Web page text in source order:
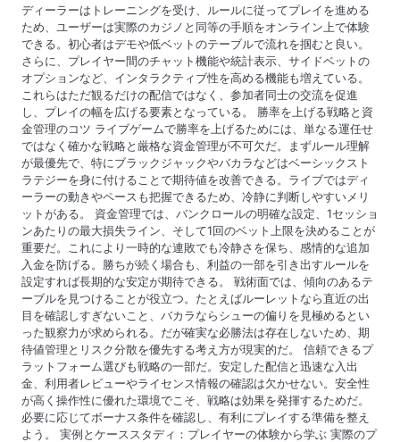
ディーラーはトレーニングを受け、ルールに従ってプレイを進める
ため、ユーザーは実際のカジノと同等の手順をオンライン上で体験
できる。初心者はデモや低ベットのテーブルで流れを掴むと良い。
さらに、プレイヤー間のチャット機能や統計表示、サイドベットの
オプションなど、インタラクティブ性を高める機能も増えている。
これらはただ観るだけの配信ではなく、参加者同士の交流を促進
し、プレイの幅を広げる要素となっている。 勝率を上げる戦略と資
金管理のコツ ライブゲームで勝率を上げるためには、単なる運任せ
ではなく確かな戦略と厳格な資金管理が不可欠だ。まずルール理解
が最優先で、特にブラックジャックやバカラなどはベーシックスト
ラテジーを身に付けることで期待値を改善できる。ライブではディ
ーラーの動きやペースも把握できるため、冷静に判断しやすいメリ
ットがある。 資金管理では、バンクロールの明確な設定、1セッショ
ンあたりの最大損失ライン、そして1回のベット上限を決めることが
重要だ。これにより一時的な連敗でも冷静さを保ち、感情的な追加
入金を防げる。勝ちが続く場合も、利益の一部を引き出すルールを
設定すれば長期的な安定が期待できる。 戦術面では、傾向のあるテ
ーブルを見つけることが役立つ。たとえばルーレットなら直近の出
目を確認しすぎないこと、バカラならシューの偏りを見極めるとい
った観察力が求められる。だが確実な必勝法は存在しないため、期
待値管理とリスク分散を優先する考え方が現実的だ。 信頼できるプ
ラットフォーム選びも戦略の一部だ。安定した配信と迅速な入出
金、利用者レビューやライセンス情報の確認は欠かせない。安全性
が高く操作性に優れた環境でこそ、戦略は効果を発揮するためだ。
必要に応じてボーナス条件を確認し、有利にプレイする準備を整え
よう。 実例とケーススタディ：プレイヤーの体験から学ぶ 実際のプ